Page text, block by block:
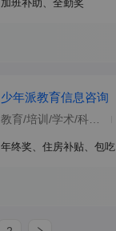
加班补助、全勤奖
少年派教育信息咨询
年终奖、住房补贴、包吃